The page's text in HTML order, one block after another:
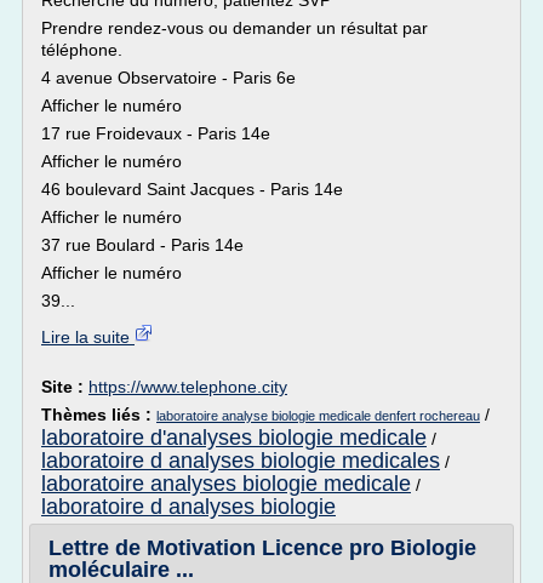
Prendre rendez-vous ou demander un résultat par
téléphone.
4 avenue Observatoire - Paris 6e
Afficher le numéro
17 rue Froidevaux - Paris 14e
Afficher le numéro
46 boulevard Saint Jacques - Paris 14e
Afficher le numéro
37 rue Boulard - Paris 14e
Afficher le numéro
39...
Lire la suite
Site : https://www.telephone.city
Thèmes liés : laboratoire analyse biologie medicale denfert rochereau /
laboratoire d'analyses biologie medicale /
laboratoire d analyses biologie medicales /
laboratoire analyses biologie medicale /
laboratoire d analyses biologie
Lettre de Motivation Licence pro Biologie
moléculaire ...